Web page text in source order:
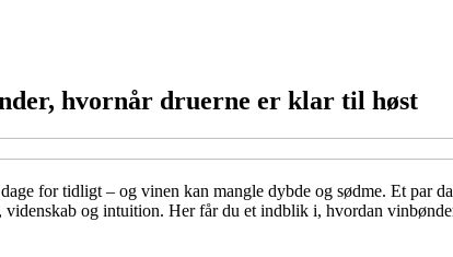
hvornår druerne er klar til høst
for tidligt – og vinen kan mangle dybde og sødme. Et par
og intuition. Her får du et indblik i, hvordan